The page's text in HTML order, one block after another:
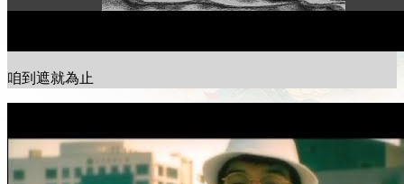
咱到遮就為止